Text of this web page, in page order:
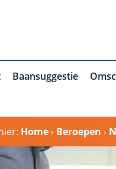
Baansuggestie
Home› Beroepen ›